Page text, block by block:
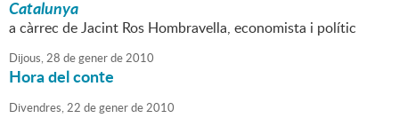
Catalunya
a càrrec de Jacint Ros Hombravella, economista i polític
Dijous,28 degenerde2010
Hora del conte
Divendres,22 degenerde2010